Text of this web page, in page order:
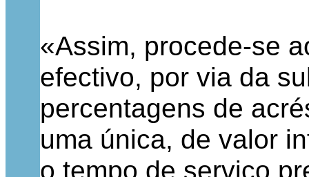
«Assim, procede-se
efectivo, por via da
percentagens de
uma única, de valor
o tempo de serviço